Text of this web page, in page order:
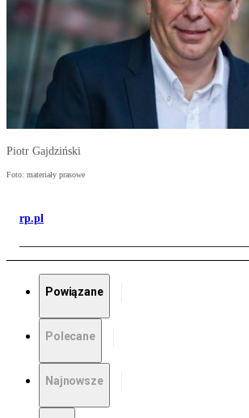
Piotr Gajdziński
Foto: materiały prasowe
rp.pl
Powiązane
Polecane
Najnowsze